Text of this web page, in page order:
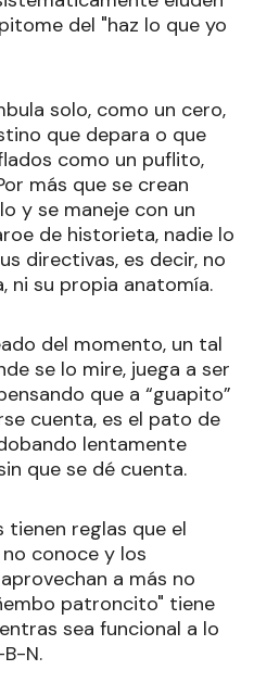
del "haz lo que yo
solo, como un cero,
que depara o que
como un puflito,
más que se crean
y se maneje con un
de historieta, nadie lo
directivas, es decir, no
ni su propia anatomía.
del momento, un tal
se lo mire, juega a ser
que a “guapito”
cuenta, es el pato de
lentamente
que se dé cuenta.
tienen reglas que el
conoce y los
a más no
patroncito" tiene
sea funcional a lo
N.